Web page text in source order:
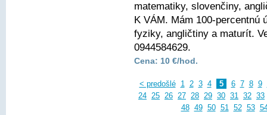
matematiky, slovenčiny,
K VÁM. Mám 100-percentnú
fyziky, angličtiny a maturít.
0944584629.
Cena: 10 €/hod.
< predošlé 1 2 3 4 5 6 7 8 9
24 25 26 27 28 29 30 31 32 33
48 49 50 51 52 53